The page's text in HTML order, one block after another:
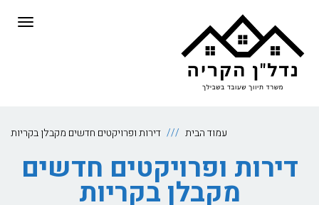
עמוד הבית דירות ופרויקטים חדשים מקבלן בקריות
דירות ופרויקטים חדשים
מקבלן בקריות